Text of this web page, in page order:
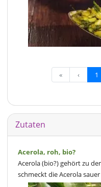
« ‹ 1
Zutaten
Acerola, roh, bio?
Acerola (bio?) gehört zu
schmeckt die Acerola